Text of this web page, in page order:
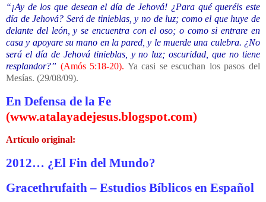
“¡Ay de los que desean el día de Jehová! ¿Para qué queréis este
día de Jehová? Será de tinieblas, y no de luz; como el que huye de
delante del león, y se encuentra con el oso; o como si entrare en
casa y apoyare su mano en la pared, y le muerde una culebra. ¿No
será el día de Jehová tinieblas, y no luz; oscuridad, que no tiene
resplandor?” (Amós 5:18-20). Ya casi se escuchan los pasos del
Mesías. (29/08/09).
En Defensa de la Fe
(www.atalayadejesus.blogspot.com)
Artículo original:
2012… ¿El Fin del Mundo?
Gracethrufaith – Estudios Bíblicos en Español